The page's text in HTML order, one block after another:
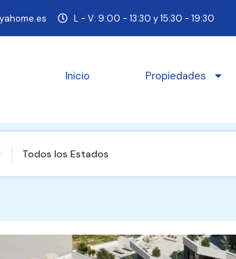
L - V: 9:00 - 13:30 y 15:30 - 19:30
Inicio Propiedades
Todos los Estados